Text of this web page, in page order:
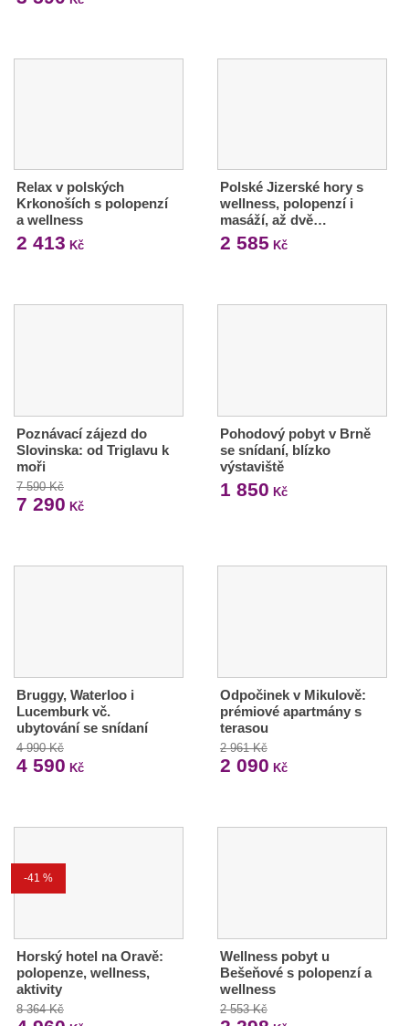
Relax v polských
Krkonoších s polopenzí
a wellness
2 413 Kč
Polské Jizerské hory s
wellness, polopenzí i
masáží, až dvě…
2 585 Kč
Poznávací zájezd do
Slovinska: od Triglavu k
moři
7 590 Kč
7 290 Kč
Pohodový pobyt v Brně
se snídaní, blízko
výstaviště
1 850 Kč
Bruggy, Waterloo i
Lucemburk vč.
ubytování se snídaní
4 990 Kč
4 590 Kč
Odpočinek v Mikulově:
prémiové apartmány s
terasou
2 961 Kč
2 090 Kč
-41 %
Horský hotel na Oravě:
polopenze, wellness,
aktivity
8 364 Kč
Wellness pobyt u
Bešeňové s polopenzí a
wellness
2 553 Kč